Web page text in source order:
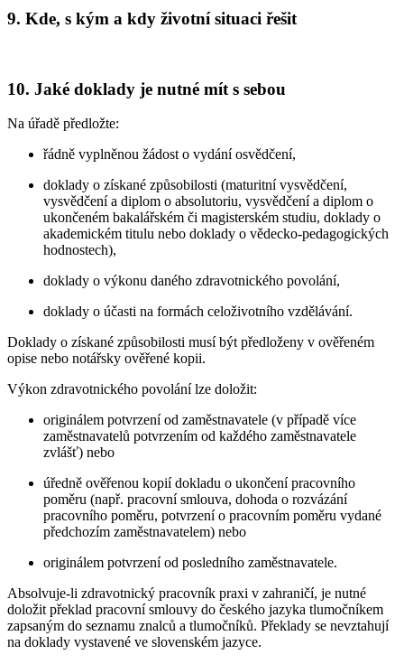
9. Kde, s kým a kdy životní situaci řešit
10. Jaké doklady je nutné mít s sebou
Na úřadě předložte:
řádně vyplněnou žádost o vydání osvědčení,
doklady o získané způsobilosti (maturitní vysvědčení,
vysvědčení a diplom o absolutoriu, vysvědčení a diplom o
ukončeném bakalářském či magisterském studiu, doklady o
akademickém titulu nebo doklady o vědecko-pedagogických
hodnostech),
doklady o výkonu daného zdravotnického povolání,
doklady o účasti na formách celoživotního vzdělávání.
Doklady o získané způsobilosti musí být předloženy v ověřeném
opise nebo notářsky ověřené kopii.
Výkon zdravotnického povolání lze doložit:
originálem potvrzení od zaměstnavatele (v případě více
zaměstnavatelů potvrzením od každého zaměstnavatele
zvlášť) nebo
úředně ověřenou kopií dokladu o ukončení pracovního
poměru (např. pracovní smlouva, dohoda o rozvázání
pracovního poměru, potvrzení o pracovním poměru vydané
předchozím zaměstnavatelem) nebo
originálem potvrzení od posledního zaměstnavatele.
Absolvuje-li zdravotnický pracovník praxi v zahraničí, je nutné
doložit překlad pracovní smlouvy do českého jazyka tlumočníkem
zapsaným do seznamu znalců a tlumočníků. Překlady se nevztahují
na doklady vystavené ve slovenském jazyce.